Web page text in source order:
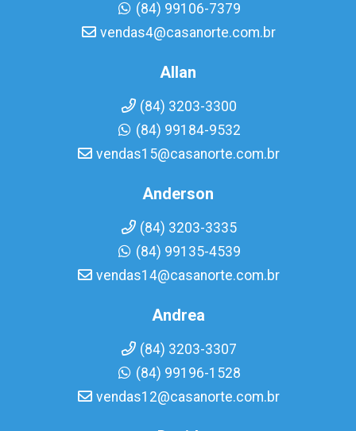
(84) 99106-7379
vendas4@casanorte.com.br
Allan
(84) 3203-3300
(84) 99184-9532
vendas15@casanorte.com.br
Anderson
(84) 3203-3335
(84) 99135-4539
vendas14@casanorte.com.br
Andrea
(84) 3203-3307
(84) 99196-1528
vendas12@casanorte.com.br